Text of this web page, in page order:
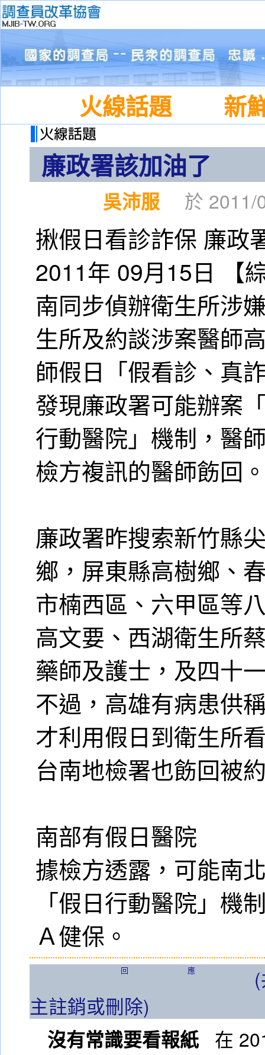
火線話題 新
廉政署該加油了
吳沛服 於 2011/
揪假日看診詐保 廉政
2011年 09月15日 【
南同步偵辦衛生所涉
生所及約談涉案醫師
師假日「假看診、真
發現廉政署可能辦案
行動醫院」機制，醫
檢方複訊的醫師飭回
廉政署昨搜索新竹縣
鄉，屏東縣高樹鄉、
市楠西區、六甲區等
高文要、西湖衛生所
藥師及護士，及四十
不過，高雄有病患供
才利用假日到衛生所
台南地檢署也飭回被
南部有假日醫院
據檢方透露，可能南
「假日行動醫院」機
Ａ健保。
回應
主註銷或刪除)
沒有常識要看報紙 在